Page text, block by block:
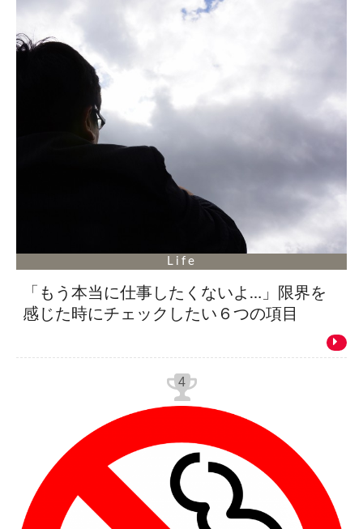
Life
「もう本当に仕事したくないよ…」限界を
感じた時にチェックしたい６つの項目